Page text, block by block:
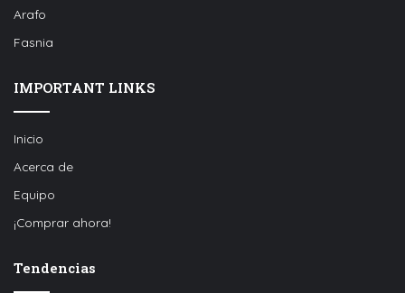
Arafo
Fasnia
IMPORTANT LINKS
Inicio
Acerca de
Equipo
¡Comprar ahora!
Tendencias